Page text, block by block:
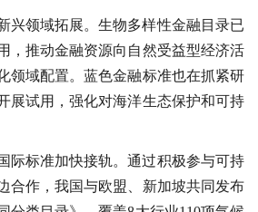
兴领域拓展。生物多样性金融目录已
，推动金融资源向自然受益型经济活
领域配置。蓝色金融标准也在抓紧研
展试用，强化对海洋生态保护和可持
际标准加快接轨。通过积极参与可持
合作，我国与欧盟、新加坡共同发布